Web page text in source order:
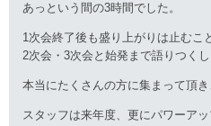
あっという間の3時間でした。
1次会終了後も盛り上がりは止むこ
2次会・3次会と始発まで語りつくし
本当にたくさんの方に集まって頂
スタッフは来年度、更にパワーア